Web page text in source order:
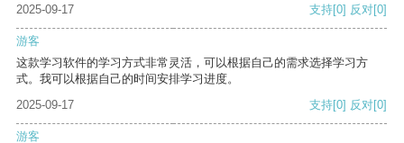
2025-09-17 支持[0] 反对[0]
游客
这款学习软件的学习方式非常灵活，可以根据自己的需求选择学习方
式。我可以根据自己的时间安排学习进度。
2025-09-17
支持[0] 反对[0]
游客